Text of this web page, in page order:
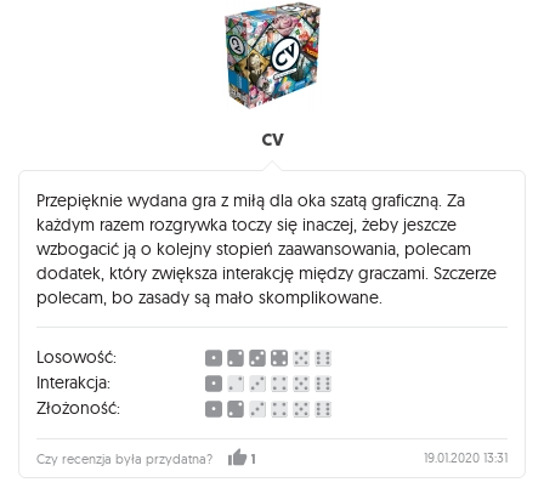
CV
Przepięknie wydana gra z miłą dla oka szatą graficzną. Za
każdym razem rozgrywka toczy się inaczej, żeby jeszcze
wzbogacić ją o kolejny stopień zaawansowania, polecam
dodatek, który zwiększa interakcję między graczami. Szczerze
polecam, bo zasady są mało skomplikowane.
Losowość:
Interakcja:
Złożoność:
Czy recenzja była przydatna? 1 19.01.2020 13:31